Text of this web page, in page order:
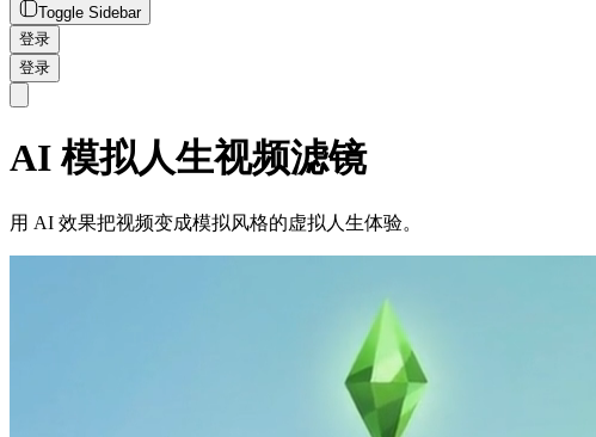
Toggle Sidebar
登录
登录
AI 模拟人生视频滤镜
用 AI 效果把视频变成模拟风格的虚拟人生体验。